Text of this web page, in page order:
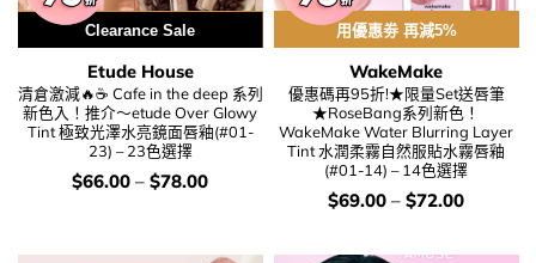
用優惠劵 再減5%
Clearance Sale
Etude House
清倉激減🔥☕ Cafe in the deep 系列
新色入！推介～etude Over Glowy
Tint 極致光澤水亮鏡面唇釉(#01-
23) – 23色選擇
價
$66.00 – $78.00
用優惠劵 再減5%
WakeMake
優惠碼再95折!★限量Set送唇筆
★RoseBang系列新色！
WakeMake Water Blurring Layer
Tint 水潤柔霧自然服貼水霧唇釉
(#01-14) – 14色選擇
價
$69.00 – $72.00